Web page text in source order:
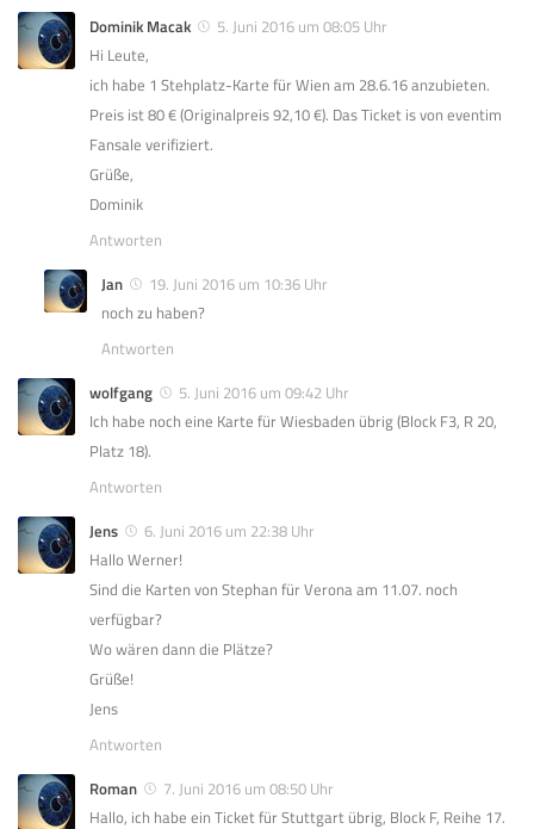
Dominik Macak
5. Juni 2016 um 08:05 Uhr
Hi Leute,
ich habe 1 Stehplatz-Karte für Wien am 28.6.16 anzubieten.
Preis ist 80 € (Originalpreis 92,10 €). Das Ticket is von eventim
Fansale verifiziert.
Grüße,
Dominik
Antworten
Jan
19. Juni 2016 um 10:36 Uhr
noch zu haben?
Antworten
wolfgang
5. Juni 2016 um 09:42 Uhr
Ich habe noch eine Karte für Wiesbaden übrig (Block F3, R 20,
Platz 18).
Antworten
Jens
6. Juni 2016 um 22:38 Uhr
Hallo Werner!
Sind die Karten von Stephan für Verona am 11.07. noch
verfügbar?
Wo wären dann die Plätze?
Grüße!
Jens
Antworten
Roman
7. Juni 2016 um 08:50 Uhr
Hallo, ich habe ein Ticket für Stuttgart übrig, Block F, Reihe 17.